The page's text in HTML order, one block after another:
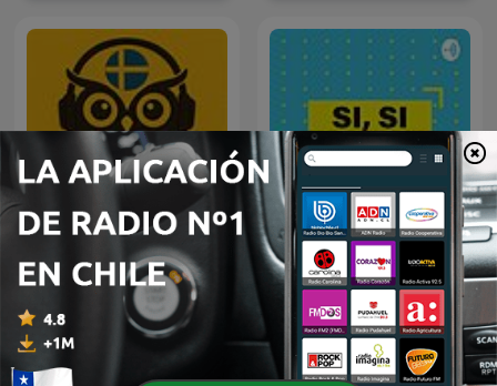
Lär dig svenska med Alfra Sí,Sí,Bueno,Sí